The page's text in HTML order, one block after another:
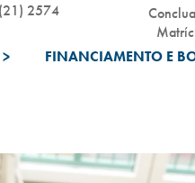
> FINANCIAMENTO E
2574